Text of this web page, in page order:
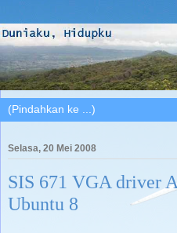
Selasa, 20 Mei 2008
SIS 671 VGA driver
Ubuntu 8